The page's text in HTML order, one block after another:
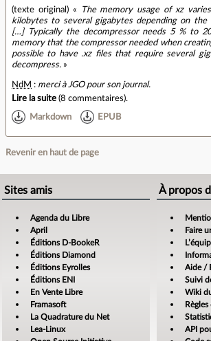
(texte original) «
The memory usage of xz
kilobytes to several gigabytes depending on the
[…] Typically the decompressor needs 5 % to
memory that the compressor needed when
possible to have .xz files that require several
decompress. »
NdM : merci à JGO pour son journal.
Lire la suite (8 commentaires).
Markdown EPUB
Revenir en haut de page
Sites amis
Agenda du Libre
April
Éditions D-BookeR
Éditions Diamond
Éditions Eyrolles
Éditions ENI
En Vente Libre
Framasoft
La Quadrature du Net
Lea-Linux
À propos
Faire
Aide /
Suivi
Wiki
API